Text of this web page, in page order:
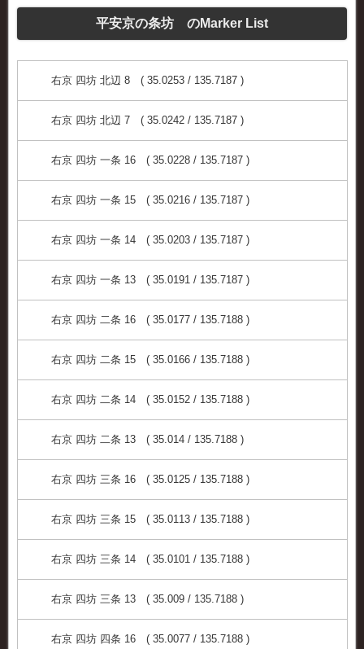
平安京の条坊 のMarker List
右京 四坊 北辺 8 ( 35.0253 / 135.7187 )
右京 四坊 北辺 7 ( 35.0242 / 135.7187 )
右京 四坊 一条 16 ( 35.0228 / 135.7187 )
右京 四坊 一条 15 ( 35.0216 / 135.7187 )
右京 四坊 一条 14 ( 35.0203 / 135.7187 )
右京 四坊 一条 13 ( 35.0191 / 135.7187 )
右京 四坊 二条 16 ( 35.0177 / 135.7188 )
右京 四坊 二条 15 ( 35.0166 / 135.7188 )
右京 四坊 二条 14 ( 35.0152 / 135.7188 )
右京 四坊 二条 13 ( 35.014 / 135.7188 )
右京 四坊 三条 16 ( 35.0125 / 135.7188 )
右京 四坊 三条 15 ( 35.0113 / 135.7188 )
右京 四坊 三条 14 ( 35.0101 / 135.7188 )
右京 四坊 三条 13 ( 35.009 / 135.7188 )
右京 四坊 四条 16 ( 35.0077 / 135.7188 )